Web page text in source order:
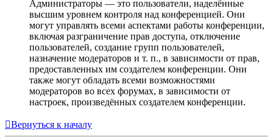
Администраторы — это пользователи, наделённые
высшим уровнем контроля над конференцией. Они
могут управлять всеми аспектами работы конференции,
включая разграничение прав доступа, отключение
пользователей, создание групп пользователей,
назначение модераторов и т. п., в зависимости от прав,
предоставленных им создателем конференции. Они
также могут обладать всеми возможностями
модераторов во всех форумах, в зависимости от
настроек, произведённых создателем конференции.
Вернуться к началу